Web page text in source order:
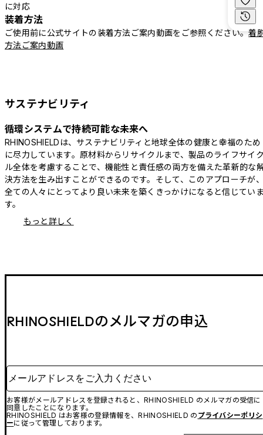
に対応
装着方法
ご使用前に公式サイトの装着方法ご案内動画をご参照ください。着
方法ご案内動画
サステナビリティ
循環システムで持続可能な未来へ
RHINOSHIELDは、サステナビリティと地球全体の健康と幸福のため
に尽力しています。原材料からリサイクルまで、製品のライフサイ
ル全体を考慮することで、機能性と責任感の両方を備えた革新的な
決方法を生み出すことができるのです。そして、このアプローチが
全ての人々にとってより良い未来を築くきっかけになると信じてい
す。
もっと詳しく
RHINOSHIELDのメルマガの申込
メールアドレスをご入力ください
お客様がメールアドレスを登録されると、RHINOSHIELD のメルマガの受信に
同意したことになります。
RHINOSHIELD はお客様の登録情報を、RHINOSHIELD の プライバシーポリシ
ーに従って管理しております。